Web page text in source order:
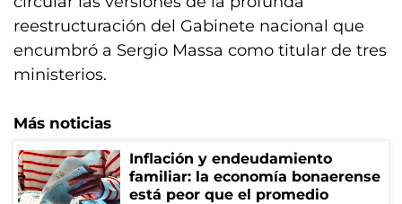
reestructuración del Gabinete nacional que
encumbró a Sergio Massa como titular de tres
ministerios.
Más noticias
Inflación y endeudamiento
familiar: la economía bonaerense
está peor que el promedio